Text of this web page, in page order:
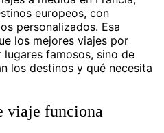
europeos, con
personalizados. Esa
los mejores viajes por
lugares famosos, sino de
los destinos y qué necesita
viaje funciona